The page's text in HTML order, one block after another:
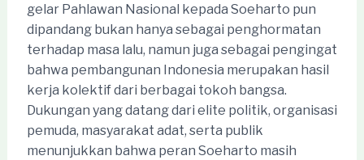
gelar Pahlawan Nasional kepada Soeharto pun
dipandang bukan hanya sebagai penghormatan
terhadap masa lalu, namun juga sebagai pengingat
bahwa pembangunan Indonesia merupakan hasil
kerja kolektif dari berbagai tokoh bangsa.
Dukungan yang datang dari elite politik, organisasi
pemuda, masyarakat adat, serta publik
menunjukkan bahwa peran Soeharto masih